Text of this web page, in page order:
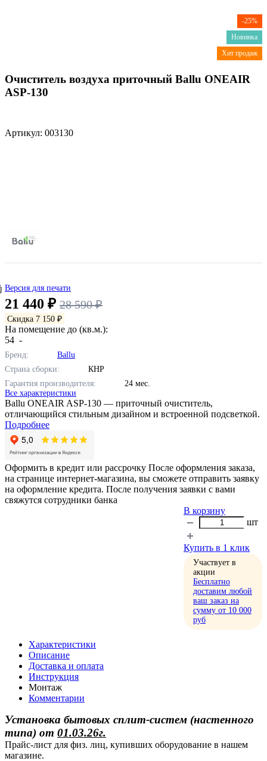
-25%
Новинка
Хит продаж
Очиститель воздуха приточный Ballu ONEAIR
ASP-130
Артикул: 003130
Версия для печати
21 440 ₽ 28 590 ₽
Скидка 7 150 ₽
На помещение до (кв.м.):
54 -
Бренд:
Ballu
Страна сборки:
КНР
Гарантия производителя:
24 мес.
Все характеристики
Ballu ONEAIR ASP-130 — приточный очиститель,
отличающийся стильным дизайном и встроенной подсветкой.
Подробнее
Оформить в кредит или рассрочку После оформления заказа,
на странице интернет-магазина, вы сможете отправить заявку
на оформление кредита. После получения заявки с вами
свяжутся сотрудники банка
В корзину
шт
Купить в 1 клик
Участвует в
акции
Бесплатно
доставим любой
ваш заказ на
сумму от 10 000
руб
Характеристики
Описание
Доставка и оплата
Инструкция
Монтаж
Комментарии
Установка бытовых сплит-систем (настенного
типа) от 01.03.26г.
Прайс-лист для физ. лиц, купивших оборудование в нашем
магазине.